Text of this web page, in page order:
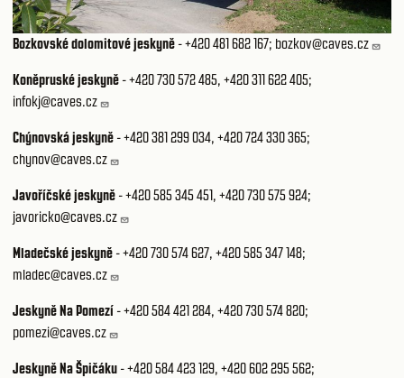
Bozkovské dolomitové jeskyně -+420 481 682 167; bozkov@caves.cz
Koněpruské jeskyně -+420 730 572 485, +420 311 622 405;
infokj@caves.cz
Chýnovská jeskyně -+420 381 299 034, +420 724 330 365;
chynov@caves.cz
Javoříčské jeskyně -+420 585 345 451, +420 730 575 924;
javoricko@caves.cz
Mladečské jeskyně -+420 730 574 627, +420 585 347 148;
mladec@caves.cz
Jeskyně Na Pomezí -+420 584 421 284, +420 730 574 820;
pomezi@caves.cz
Jeskyně Na Špičáku -+420 584 423 129, +420 602 295 562;